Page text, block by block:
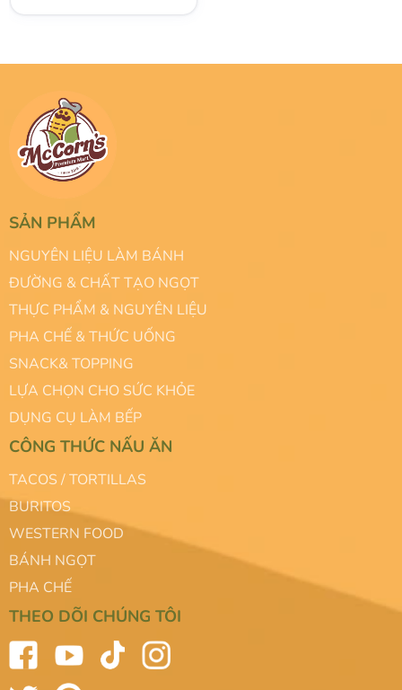
SẢN PHẨM
NGUYÊN LIỆU LÀM BÁNH
ĐƯỜNG & CHẤT TẠO NGỌT
THỰC PHẨM & NGUYÊN LIỆU
PHA CHẾ & THỨC UỐNG
SNACK& TOPPING
LỰA CHỌN CHO SỨC KHỎE
DỤNG CỤ LÀM BẾP
CÔNG THỨC NẤU ĂN
TACOS / TORTILLAS
BURITOS
WESTERN FOOD
BÁNH NGỌT
PHA CHẾ
THEO DÕI CHÚNG TÔI